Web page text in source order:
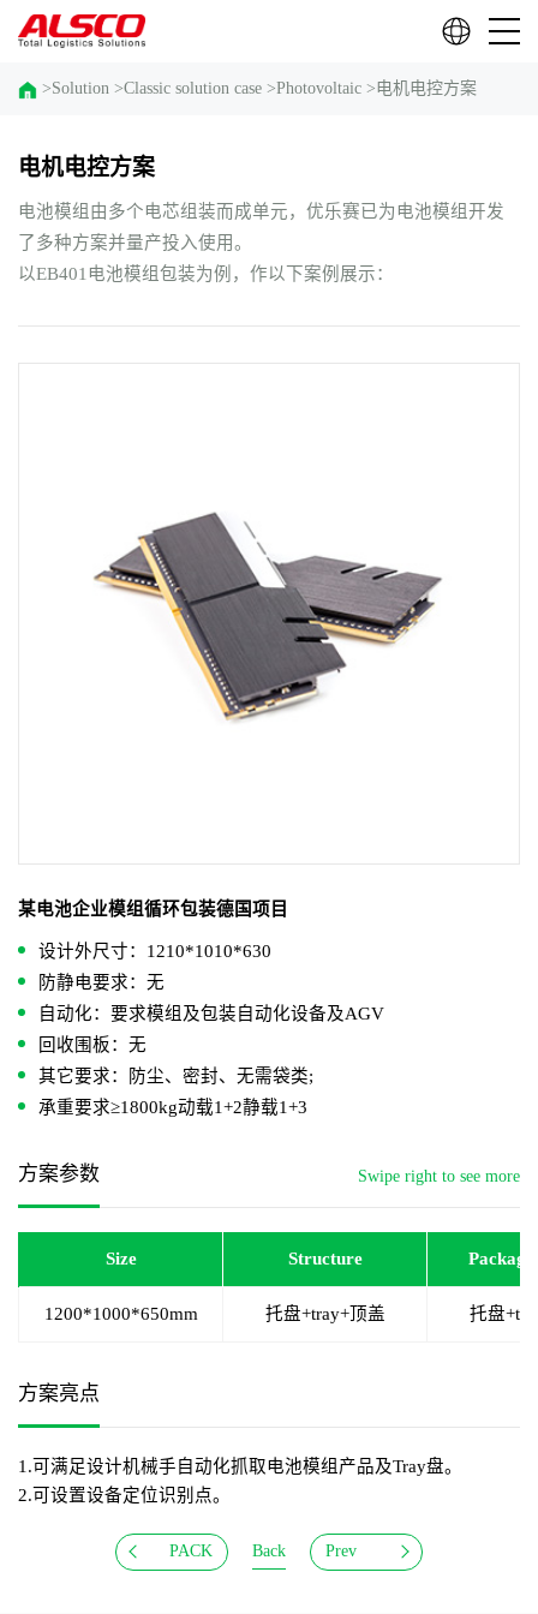
>Solution >Classic solution case >Photovoltaic >电机电控方案
电机电控方案
电池模组由多个电芯组装而成单元，优乐赛已为电池模组开发
了多种方案并量产投入使用。
以EB401电池模组包装为例，作以下案例展示：
某电池企业模组循环包装德国项目
设计外尺寸：1210*1010*630
防静电要求：无
自动化：要求模组及包装自动化设备及AGV
回收围板：无
其它要求：防尘、密封、无需袋类;
承重要求≥1800kg动载1+2静载1+3
方案参数 Swipe right to see more
Size Structure
1200*1000*650mm 托盘+tray+顶盖 托盘
方案亮点
1.可满足设计机械手自动化抓取电池模组产品及Tray盘。
2.可设置设备定位识别点。
PACK Back Prev